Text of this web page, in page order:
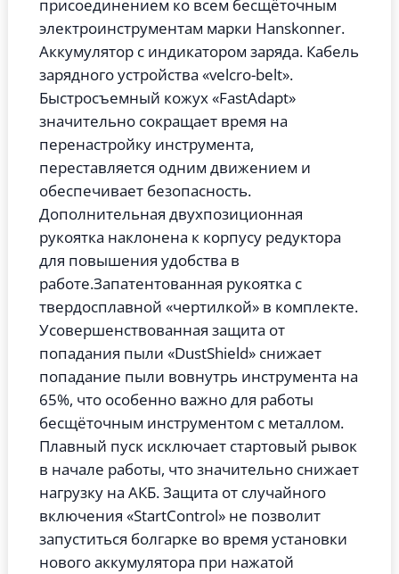
присоединением ко всем бесщёточным
электроинструментам марки Hanskonner.
Аккумулятор с индикатором заряда. Кабель
зарядного устройства «velcro-belt».
Быстросъемный кожух «FastAdapt»
значительно сокращает время на
перенастройку инструмента,
переставляется одним движением и
обеспечивает безопасность.
Дополнительная двухпозиционная
рукоятка наклонена к корпусу редуктора
для повышения удобства в
работе.Запатентованная рукоятка с
твердосплавной «чертилкой» в комплекте.
Усовершенствованная защита от
попадания пыли «DustShield» снижает
попадание пыли вовнутрь инструмента на
65%, что особенно важно для работы
бесщёточным инструментом с металлом.
Плавный пуск исключает стартовый рывок
в начале работы, что значительно снижает
нагрузку на АКБ. Защита от случайного
включения «StartControl» не позволит
запуститься болгарке во время установки
нового аккумулятора при нажатой